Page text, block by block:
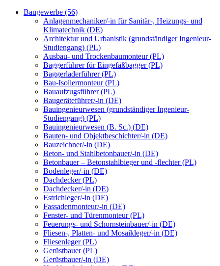
Baugewerbe (56)
Anlagenmechaniker/-in für Sanitär-, Heizungs- und
Klimatechnik (DE)
Architektur und Urbanistik (grundständiger Ingenieur-
Studiengang) (PL)
Ausbau- und Trockenbaumonteur (PL)
Baggerführer für Eingefäßbagger (PL)
Baggerladerführer (PL)
Bau-Isoliermonteur (PL)
Bauaufzugsführer (PL)
Baugeräteführer/-in (DE)
Bauingenieurwesen (grundständiger Ingenieur-
Studiengang) (PL)
Bauingenieurwesen (B. Sc.) (DE)
Bauten- und Objektbeschichter/-in (DE)
Bauzeichner/-in (DE)
Beton- und Stahlbetonbauer/-in (DE)
Betonbauer – Betonstahlbieger und -flechter (PL)
Bodenleger/-in (DE)
Dachdecker (PL)
Dachdecker/-in (DE)
Estrichleger/-in (DE)
Fassadenmonteur/-in (DE)
Fenster- und Türenmonteur (PL)
Feuerungs- und Schornsteinbauer/-in (DE)
Fliesen-, Platten- und Mosaikleger/-in (DE)
Fliesenleger (PL)
Gerüstbauer (PL)
Gerüstbauer/-in (DE)